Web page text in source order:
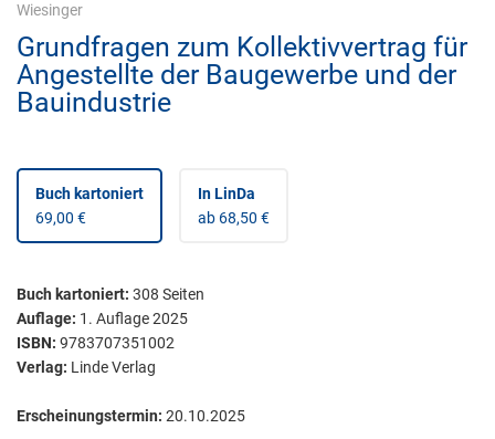
Wiesinger
Grundfragen zum Kollektivvertrag für
Angestellte der Baugewerbe und der
Bauindustrie
Buch kartoniert
69,00 €
In LinDa
ab 68,50 €
Buch kartoniert: 308 Seiten
Auflage: 1. Auflage 2025
ISBN: 9783707351002
Verlag: Linde Verlag
Erscheinungstermin: 20.10.2025